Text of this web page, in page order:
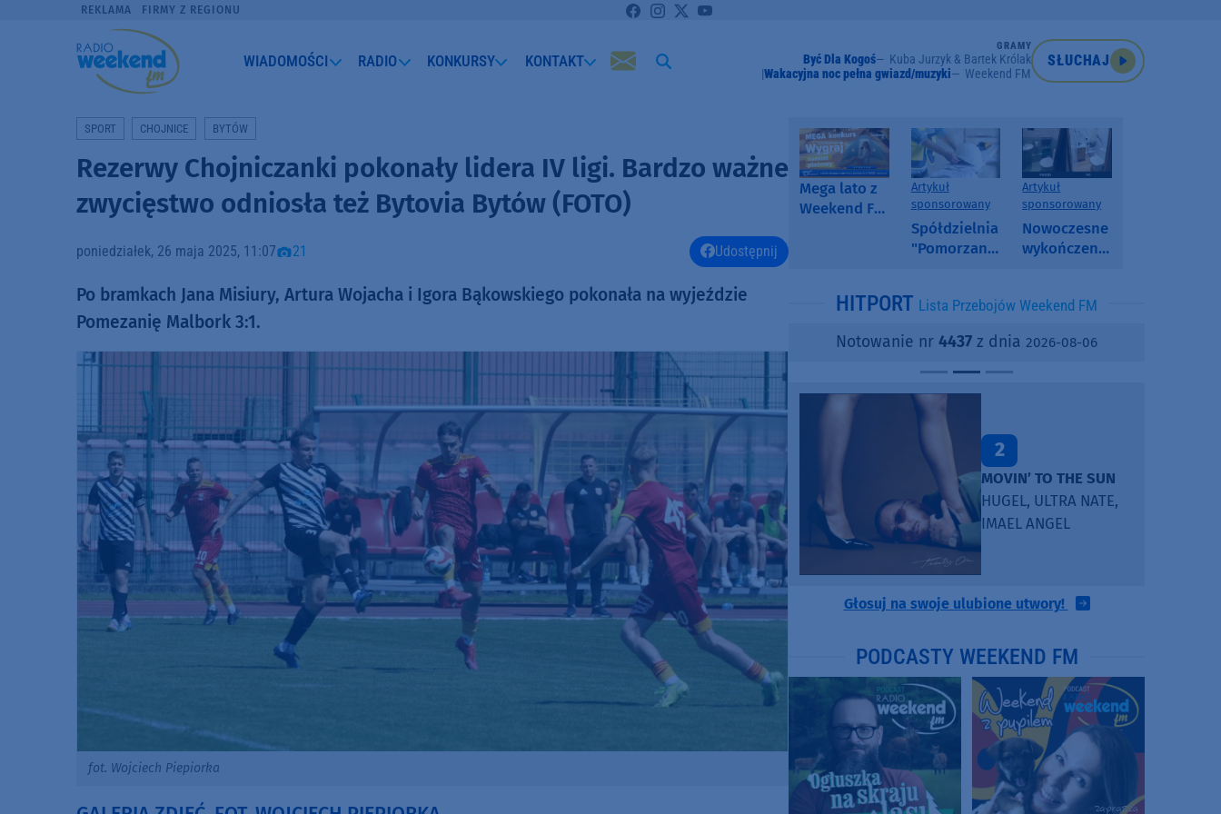
REKLAMA FIRMY Z REGIONU
WIADOMOŚCI RADIO KONKURSY KONTAKT
GRAMY
Być Dla Kogoś
Kuba Jurzyk & Bartek Królak
Wakacyjna noc pełna gwiazd/muzyki
Weekend FM
SŁUCHAJ
SPORT CHOJNICE BYTÓW
Rezerwy Chojniczanki pokonały lidera IV ligi. Bardzo ważne
zwycięstwo odniosła też Bytovia Bytów (FOTO)
poniedziałek, 26 maja 2025, 11:07 21 Udostępnij
Po bramkach Jana Misiury, Artura Wojacha i Igora Bąkowskiego pokonała na wyjeździe
Pomezanię Malbork 3:1.
fot. Wojciech Piepiorka
Mega lato z
Weekend FM
Artykuł
sponsorowany
Spółdzielnia
"Pomorzanka"
informuje o
i ofertach
najmu
Artykuł
sponsorowany
Nowoczesne
wykończenia
SPC, WPC i
kamienny
HITPORT Lista Przebojów Weekend FM
Notowanie nr 4437 z dnia 2026-08-06
2
MOVIN’ TO THE SUN
HUGEL, ULTRA NATE,
IMAEL ANGEL
Głosuj na swoje ulubione utwory!
PODCASTY WEEKEND FM